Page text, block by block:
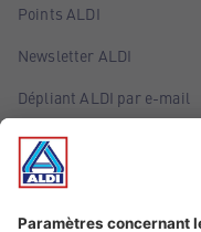
Points ALDI
Newsletter ALDI
Dépliant ALDI par e-mail
Offres
Infos essentielles